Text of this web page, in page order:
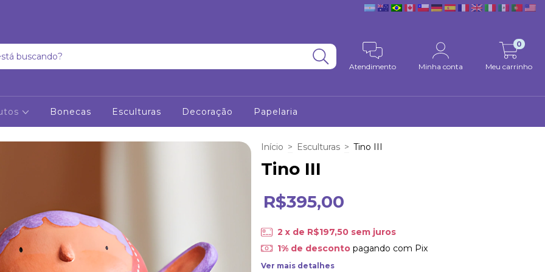
Atendimento Minha conta Meu carrinho
0
Bonecas Esculturas Decoração Papelaria
Início > Esculturas > Tino III
Tino III
R$395,00
2 x de R$197,50 sem juros
1% de descontopagando com Pix
Ver mais detalhes